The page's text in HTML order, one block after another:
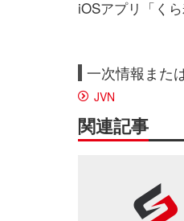
iOSアプリ「く
一次情報また
JVN
関連記事